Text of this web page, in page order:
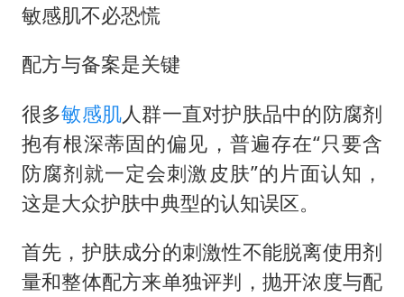
敏感肌不必恐慌
配方与备案是关键
很多敏感肌人群一直对护肤品中的防腐剂
抱有根深蒂固的偏见，普遍存在“只要含
防腐剂就一定会刺激皮肤”的片面认知，
这是大众护肤中典型的认知误区。
首先，护肤成分的刺激性不能脱离使用剂
量和整体配方来单独评判，抛开浓度与配